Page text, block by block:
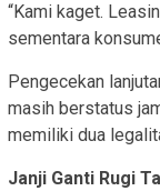
“Kami kaget.
sementara
Pengecekan
masih berstatus
memiliki dua
Janji Ganti Rugi